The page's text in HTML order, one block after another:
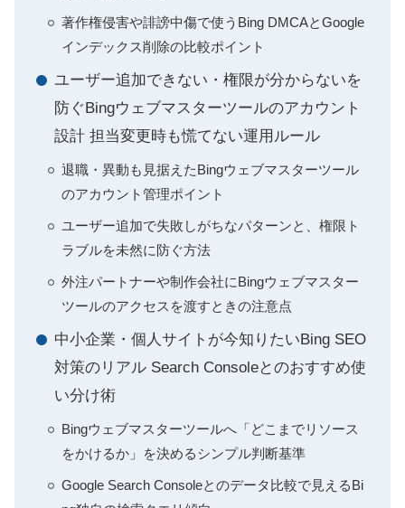
著作権侵害や誹謗中傷で使うBing DMCAとGoogle
インデックス削除の比較ポイント
ユーザー追加できない・権限が分からないを
防ぐBingウェブマスターツールのアカウント
設計 担当変更時も慌てない運用ルール
退職・異動も見据えたBingウェブマスターツール
のアカウント管理ポイント
ユーザー追加で失敗しがちなパターンと、権限ト
ラブルを未然に防ぐ方法
外注パートナーや制作会社にBingウェブマスター
ツールのアクセスを渡すときの注意点
中小企業・個人サイトが今知りたいBing SEO
対策のリアル Search Consoleとのおすすめ使
い分け術
Bingウェブマスターツールへ「どこまでリソース
をかけるか」を決めるシンプル判断基準
Google Search Consoleとのデータ比較で見えるBi